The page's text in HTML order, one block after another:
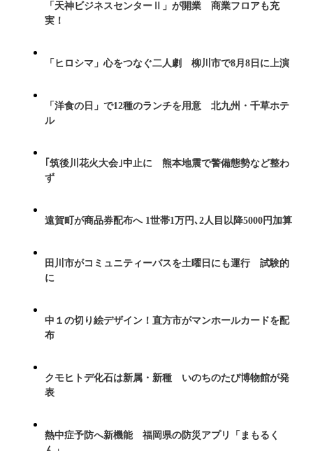
「天神ビジネスセンターⅡ」が開業 商業フロアも充
実！
「ヒロシマ」心をつなぐ二人劇 柳川市で8月8日に上演
「洋食の日」で12種のランチを用意 北九州・千草ホテ
ル
｢筑後川花火大会｣中止に 熊本地震で警備態勢など整わ
ず
遠賀町が商品券配布へ 1世帯1万円､2人目以降5000円加算
田川市がコミュニティーバスを土曜日にも運行 試験的
に
中１の切り絵デザイン！直方市がマンホールカードを配
布
クモヒトデ化石は新属・新種 いのちのたび博物館が発
表
熱中症予防へ新機能 福岡県の防災アプリ「まもるく